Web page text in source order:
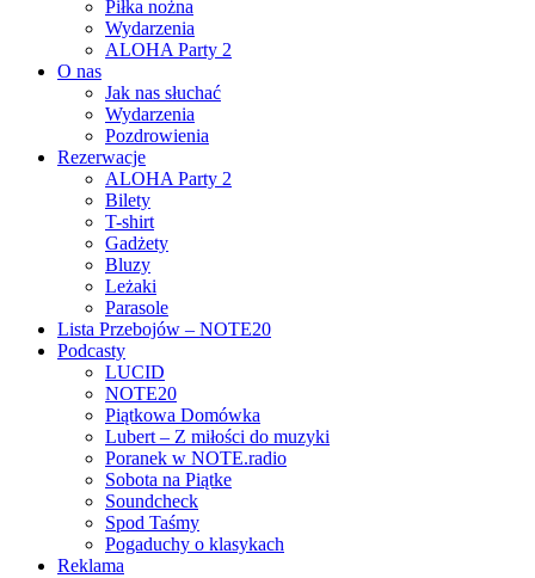
Piłka nożna
Wydarzenia
ALOHA Party 2
O nas
Jak nas słuchać
Wydarzenia
Pozdrowienia
Rezerwacje
ALOHA Party 2
Bilety
T-shirt
Gadżety
Bluzy
Leżaki
Parasole
Lista Przebojów – NOTE20
Podcasty
LUCID
NOTE20
Piątkowa Domówka
Lubert – Z miłości do muzyki
Poranek w NOTE.radio
Sobota na Piątke
Soundcheck
Spod Taśmy
Pogaduchy o klasykach
Reklama